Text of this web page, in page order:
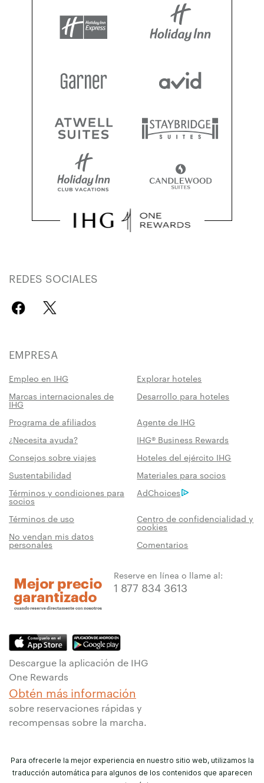
REDES SOCIALES
EMPRESA
Empleo en IHG
Explorar hoteles
Marcas internacionales de
IHG
Desarrollo para hoteles
Programa de afiliados
Agente de IHG
¿Necesita ayuda?
IHG® Business Rewards
Consejos sobre viajes
Hoteles del ejército IHG
Sustentabilidad
Materiales para socios
Términos y condiciones para
socios
AdChoices
Términos de uso Centro de confidencialidad y
cookies
No vendan mis datos
personales Comentarios
Reserve en línea o llame al:
1 877 834 3613
Descargue la aplicación de IHG
One Rewards
Obtén más información
sobre reservaciones rápidas y
recompensas sobre la marcha.
Para ofrecerle la mejor experiencia en nuestro sitio web, utilizamos la
traducción automática para algunos de los contenidos que aparecen